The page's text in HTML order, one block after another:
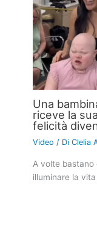
Una
riceve la
felicità
Video / DiClelia
A volte
illuminare la